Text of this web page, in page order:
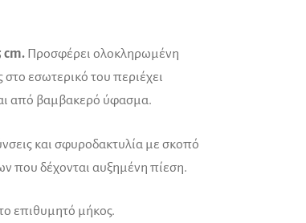
cm.Προσφέρει ολοκληρωμένη
εσωτερικό του περιέχει
από βαμβακερό ύφασμα.
και σφυροδακτυλία με σκοπό
που δέχονται αυξημένη πίεση.
επιθυμητό μήκος.